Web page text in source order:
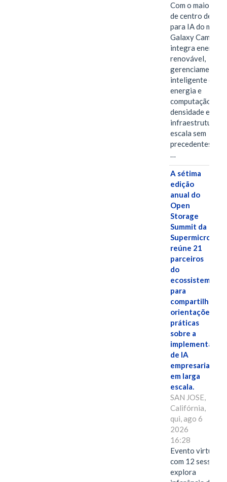
Com o maior
de centro de
para IA do
Galaxy Campus
integra energia
renovável,
gerenciamento
inteligente de
energia e
computação de
densidade em
infraestrutura
escala sem
…
A sétima
edição
anual do
Open
Storage
Summit da
Supermicro
reúne 21
parceiros
do
ecossistema
para
compartilhar
orientações
práticas
sobre a
implementação
de IA
empresarial
em larga
escala.
SAN JOSE,
Califórnia,
qui, ago 6
2026
16:28
Evento virtual
com 12 sessões
explora